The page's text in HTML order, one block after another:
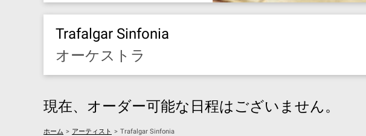
Trafalgar Sinfonia
オーケストラ
現在、オーダー可能な日程はございません。
ホーム > アーティスト > Trafalgar Sinfonia